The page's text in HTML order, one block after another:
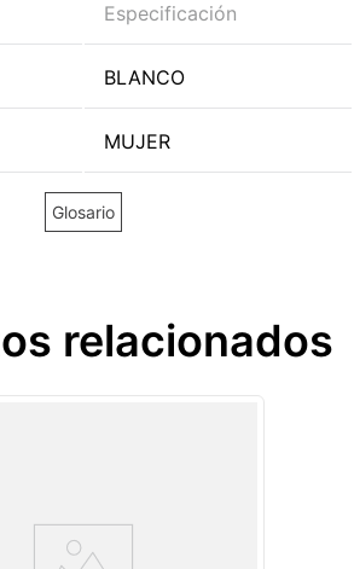
Especificación
BLANCO
MUJER
Glosario
relacionados